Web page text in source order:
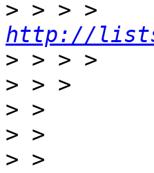
>
http://
>
>
>
>
> >